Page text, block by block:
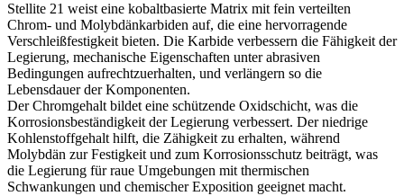
Stellite 21 weist eine kobaltbasierte Matrix mit fein verteilten
Chrom- und Molybdänkarbiden auf, die eine hervorragende
Verschleißfestigkeit bieten. Die Karbide verbessern die Fähigkeit der
Legierung, mechanische Eigenschaften unter abrasiven
Bedingungen aufrechtzuerhalten, und verlängern so die
Lebensdauer der Komponenten.
Der Chromgehalt bildet eine schützende Oxidschicht, was die
Korrosionsbeständigkeit der Legierung verbessert. Der niedrige
Kohlenstoffgehalt hilft, die Zähigkeit zu erhalten, während
Molybdän zur Festigkeit und zum Korrosionsschutz beiträgt, was
die Legierung für raue Umgebungen mit thermischen
Schwankungen und chemischer Exposition geeignet macht.